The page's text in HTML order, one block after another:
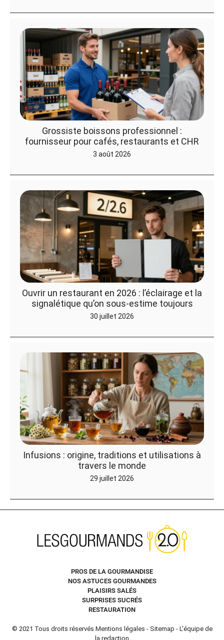
Grossiste boissons professionnel :
fournisseur pour cafés, restaurants et CHR
3 août 2026
Ouvrir un restaurant en 2026 : l’éclairage et la
signalétique qu’on sous-estime toujours
30 juillet 2026
Infusions : origine, traditions et utilisations à
travers le monde
29 juillet 2026
PROS DE LA GOURMANDISE
NOS ASTUCES GOURMANDES
PLAISIRS SALÉS
SURPRISES SUCRÉS
RESTAURATION
© 2021 Tous droits réservés Mentions légales - Sitemap - L'équipe de
la redaction